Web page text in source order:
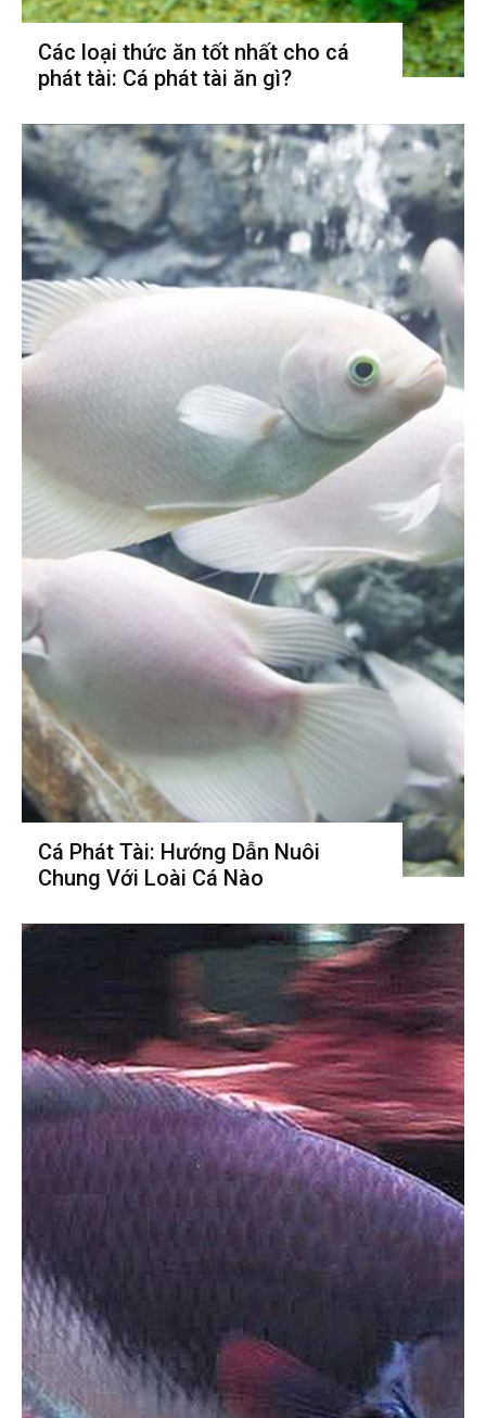
Các loại thức ăn tốt nhất cho cá
phát tài: Cá phát tài ăn gì?
Cá Phát Tài: Hướng Dẫn Nuôi
Chung Với Loài Cá Nào